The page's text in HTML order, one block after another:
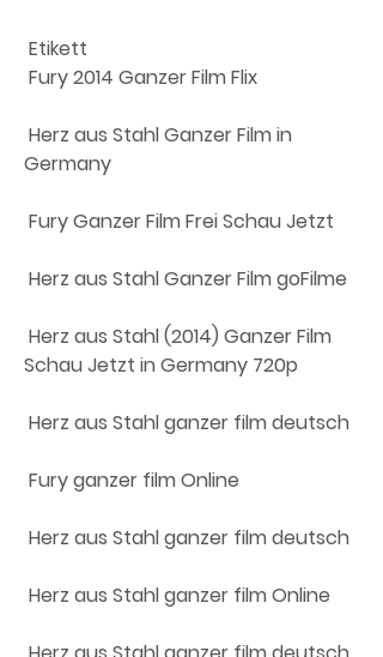
Etikett
Fury 2014 Ganzer Film Flix
Germany
Fury Ganzer Film Frei Schau Jetzt
Herz aus Stahl Ganzer Film goFilme
Schau Jetzt in Germany 720p
Herz aus Stahl ganzer film deutsch
Fury ganzer film Online
Herz aus Stahl ganzer film deutsch
Herz aus Stahl ganzer film Online